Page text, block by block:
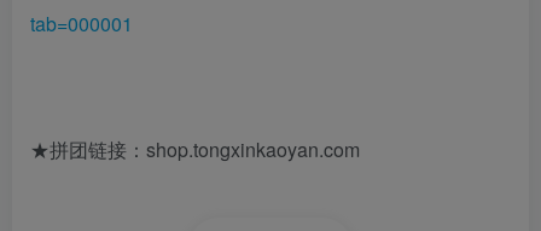
tab=000001
★拼团链接：shop.tongxinkaoyan.com